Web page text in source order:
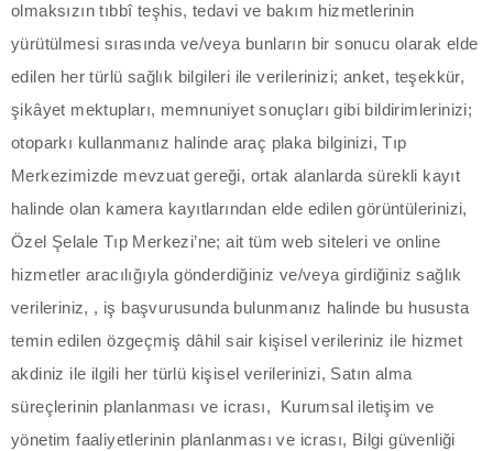
panel
panel
panel
panel
panel
panel
panel
panel
olmaksızın tıbbî teşhis, tedavi ve bakım hizmetlerinin
yürütülmesi sırasında ve/veya bunların bir sonucu olarak elde
edilen her türlü sağlık bilgileri ile verilerinizi; anket, teşekkür,
şikâyet mektupları, memnuniyet sonuçları gibi bildirimlerinizi;
otoparkı kullanmanız halinde araç plaka bilginizi, Tıp
Merkezimizde mevzuat gereği, ortak alanlarda sürekli kayıt
halinde olan kamera kayıtlarından elde edilen görüntülerinizi,
Özel Şelale Tıp Merkezi’ne; ait tüm web siteleri ve online
hizmetler aracılığıyla gönderdiğiniz ve/veya girdiğiniz sağlık
verileriniz, , iş başvurusunda bulunmanız halinde bu hususta
temin edilen özgeçmiş dâhil sair kişisel verileriniz ile hizmet
akdiniz ile ilgili her türlü kişisel verilerinizi, Satın alma
süreçlerinin planlanması ve icrası, Kurumsal iletişim ve
yönetim faaliyetlerinin planlanması ve icrası, Bilgi güvenliği